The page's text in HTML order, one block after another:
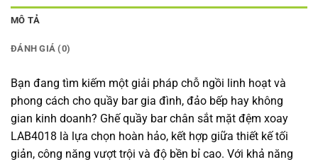
MÔ TẢ
ĐÁNH GIÁ (0)
Bạn đang tìm kiếm một giải pháp chỗ ngồi linh hoạt và
phong cách cho quầy bar gia đình, đảo bếp hay không
gian kinh doanh? Ghế quầy bar chân sắt mặt đệm xoay
LAB4018 là lựa chọn hoàn hảo, kết hợp giữa thiết kế tối
giản, công năng vượt trội và độ bền bỉ cao. Với khả năng